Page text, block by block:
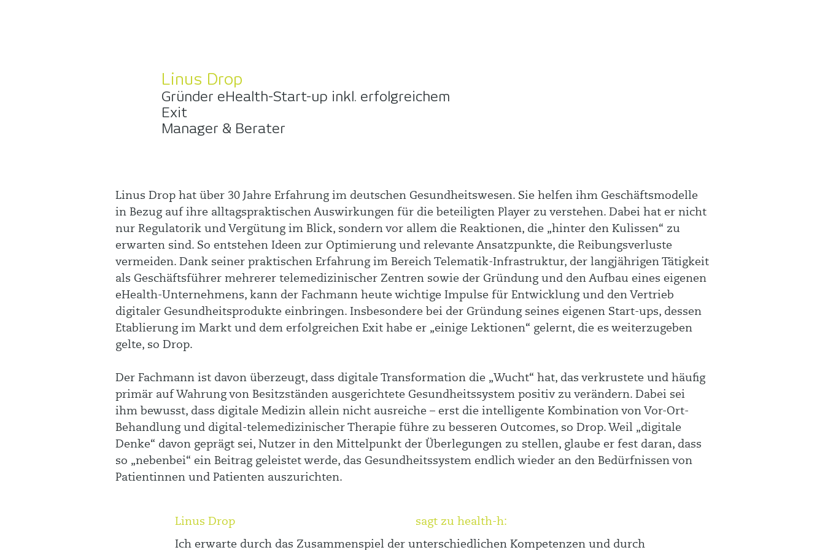
Linus Drop
Gründer eHealth-Start-up inkl. erfolgreichem
Exit
Manager & Berater
Linus Drop hat über 30 Jahre Erfahrung im deutschen Gesundheitswesen. Sie helfen ihm Geschäftsmodelle
in Bezug auf ihre alltagspraktischen Auswirkungen für die beteiligten Player zu verstehen. Dabei hat er nicht
nur Regulatorik und Vergütung im Blick, sondern vor allem die Reaktionen, die „hinter den Kulissen“ zu
erwarten sind. So entstehen Ideen zur Optimierung und relevante Ansatzpunkte, die Reibungsverluste
vermeiden. Dank seiner praktischen Erfahrung im Bereich Telematik-Infrastruktur, der langjährigen Tätigkeit
als Geschäftsführer mehrerer telemedizinischer Zentren sowie der Gründung und den Aufbau eines eigenen
eHealth-Unternehmens, kann der Fachmann heute wichtige Impulse für Entwicklung und den Vertrieb
digitaler Gesundheitsprodukte einbringen. Insbesondere bei der Gründung seines eigenen Start-ups, dessen
Etablierung im Markt und dem erfolgreichen Exit habe er „einige Lektionen“ gelernt, die es weiterzugeben
gelte, so Drop.
Der Fachmann ist davon überzeugt, dass digitale Transformation die „Wucht“ hat, das verkrustete und häufig
primär auf Wahrung von Besitzständen ausgerichtete Gesundheitssystem positiv zu verändern. Dabei sei
ihm bewusst, dass digitale Medizin allein nicht ausreiche – erst die intelligente Kombination von Vor-Ort-
Behandlung und digital-telemedizinischer Therapie führe zu besseren Outcomes, so Drop. Weil „digitale
Denke“ davon geprägt sei, Nutzer in den Mittelpunkt der Überlegungen zu stellen, glaube er fest daran, dass
so „nebenbei“ ein Beitrag geleistet werde, das Gesundheitssystem endlich wieder an den Bedürfnissen von
Patientinnen und Patienten auszurichten.
Linus Drop
sagt zu health-h:
Ich erwarte durch das Zusammenspiel der unterschiedlichen Kompetenzen und durch